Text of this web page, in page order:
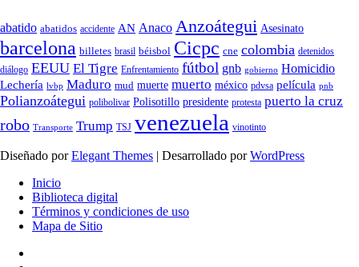
abatido abatidos accidente AN Anaco Anzoátegui Asesinato
barcelona billetes brasil béisbol Cicpc cne colombia detenidos
diálogo EEUU El Tigre Enfrentamiento fútbol gnb gobierno Homicidio
Lechería lvbp Maduro mud muerte muerto méxico pdvsa película pnb
Polianzoátegui polibolivar Polisotillo presidente protesta puerto la cruz
robo Transporte Trump TSJ venezuela vinotinto
Diseñado porElegant Themes | Desarrollado porWordPress
Inicio
Biblioteca digital
Términos y condiciones de uso
Mapa de Sitio